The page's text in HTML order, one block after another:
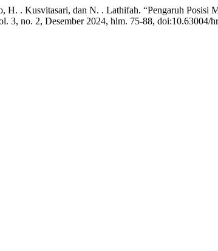
H. . Kusvitasari, dan N. . Lathifah. “Pengaruh
3, no. 2, Desember 2024, hlm. 75-88, doi:10.63004/